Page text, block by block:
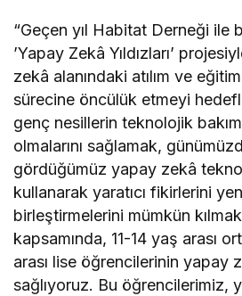
“Geçen yıl Habitat Derneği ile
’Yapay Zekâ Yıldızları’
zekâ alanındaki atılım ve
sürecine öncülük etmeyi
genç nesillerin teknolojik
olmalarını sağlamak,
gördüğümüz yapay zekâ
kullanarak yaratıcı fikirlerini
birleştirmelerini mümkün
kapsamında, 11-14 yaş arası
arası lise öğrencilerinin yapay
sağlıyoruz. Bu öğrencilerimiz,